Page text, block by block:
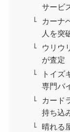
サービ
カーナ
人を突
ウリウ
が査定
トイズ
専門バ
カード
持ち込
晴れる